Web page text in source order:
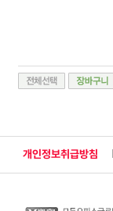
개인정보취급방침